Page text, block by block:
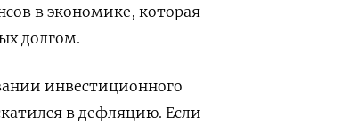
в экономике, которая
долгом.
инвестиционного
в дефляцию. Если